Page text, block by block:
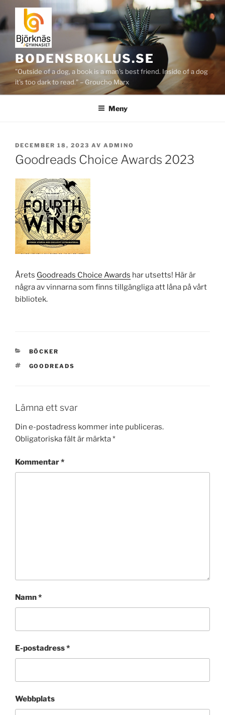
Hoppa
till
innehåll
BODENSBOKLUS.SE
"Outside of a dog, a book is a man's best friend. Inside of a dog
it's too dark to read." – Groucho Marx
Meny
PUBLICERAT
DECEMBER 18, 2023 AV ADMINO
Goodreads Choice Awards 2023
Årets Goodreads Choice Awards har utsetts! Här är
några av vinnarna som finns tillgängliga att låna på vårt
bibliotek.
KATEGORIER
BÖCKER
TAGGAR
GOODREADS
Lämna ett svar
Din e-postadress kommer inte publiceras.
Obligatoriska fält är märkta*
Kommentar*
Namn*
E-postadress*
Webbplats